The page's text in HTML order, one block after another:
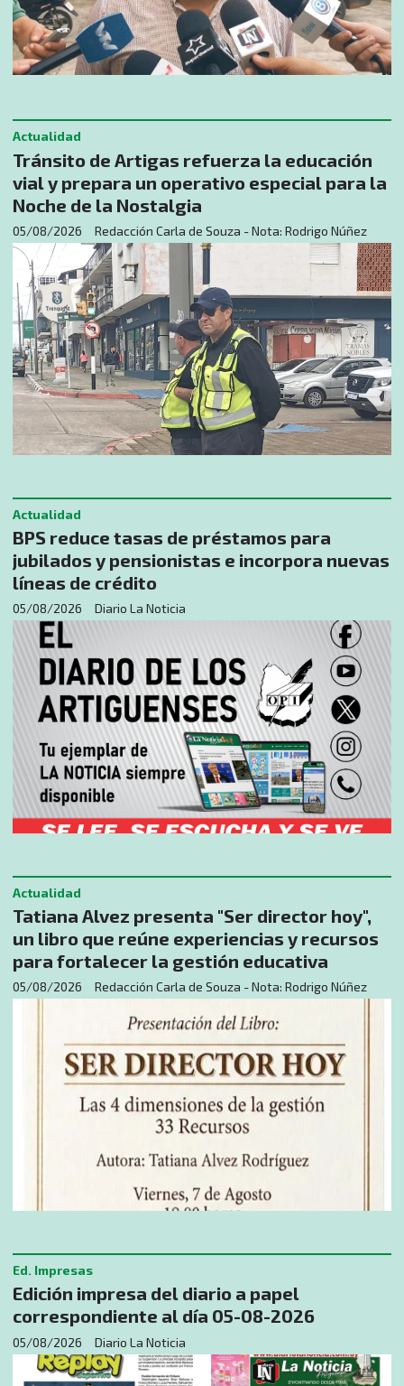
Tránsito de Artigas refuerza la educación
vial y prepara un operativo especial para la
Noche de la Nostalgia
Redacción Carla de Souza - Nota: Rodrigo Núñez
Actualidad
05/08/2026
BPS reduce tasas de préstamos para
jubilados y pensionistas e incorpora nuevas
líneas de crédito
Diario La Noticia
Actualidad
05/08/2026
Tatiana Alvez presenta "Ser director hoy",
un libro que reúne experiencias y recursos
para fortalecer la gestión educativa
Redacción Carla de Souza - Nota: Rodrigo Núñez
Actualidad
05/08/2026
Edición impresa del diario a papel
correspondiente al día 05-08-2026
Diario La Noticia
Ed. Impresas
05/08/2026